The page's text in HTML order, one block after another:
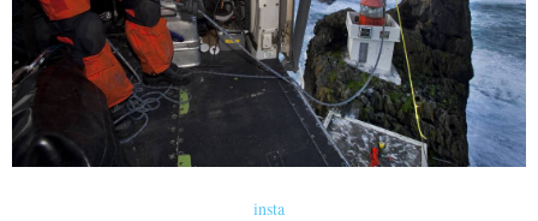
insta